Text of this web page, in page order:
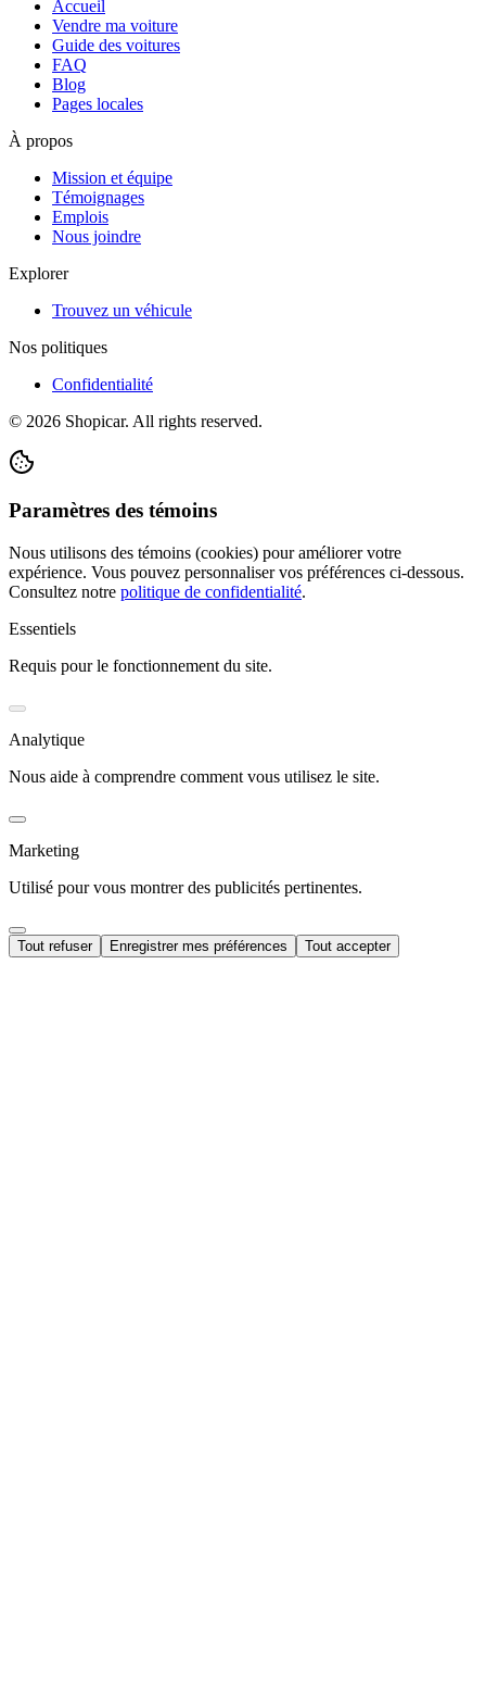
Accueil
Vendre ma voiture
Guide des voitures
FAQ
Blog
Pages locales
À propos
Mission et équipe
Témoignages
Emplois
Nous joindre
Explorer
Trouvez un véhicule
Nos politiques
Confidentialité
© 2026 Shopicar. All rights reserved.
Paramètres des témoins
Nous utilisons des témoins (cookies) pour améliorer votre
expérience. Vous pouvez personnaliser vos préférences ci-dessous.
Consultez notre politique de confidentialité.
Essentiels
Requis pour le fonctionnement du site.
Analytique
Nous aide à comprendre comment vous utilisez le site.
Marketing
Utilisé pour vous montrer des publicités pertinentes.
Tout refuser Enregistrer mes préférences Tout accepter